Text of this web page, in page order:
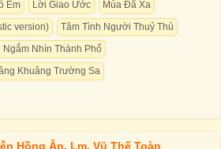
Em
Lời Giao Ước
Mùa Đã Xa
version)
Tâm Tình Người Thuỷ Thủ
Ngắm Nhìn Thành Phố
Khuâng Trường Sa
Hồng Ân, Lm. Vũ Thế Toàn